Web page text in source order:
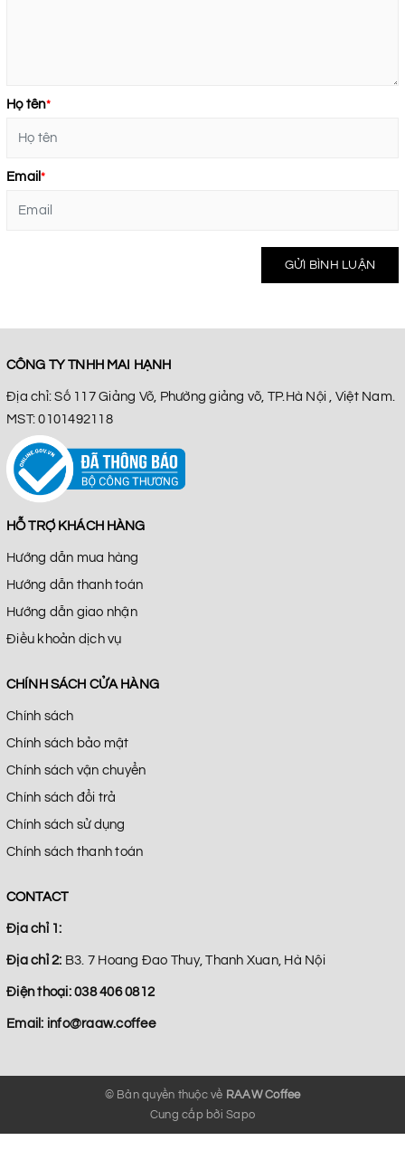
Họ tên*
Email*
GỬI BÌNH LUẬN
CÔNG TY TNHH MAI HẠNH
Địa chỉ: Số 117 Giảng Võ, Phường giảng võ, TP.Hà Nội , Việt Nam.
MST: 0101492118
HỖ TRỢ KHÁCH HÀNG
Hướng dẫn mua hàng
Hướng dẫn thanh toán
Hướng dẫn giao nhận
Điều khoản dịch vụ
CHÍNH SÁCH CỬA HÀNG
Chính sách
Chính sách bảo mật
Chính sách vận chuyển
Chính sách đổi trả
Chính sách sử dụng
Chính sách thanh toán
CONTACT
Địa chỉ 1:
Địa chỉ 2: B3. 7 Hoang Đao Thuy, Thanh Xuan, Hà Nội
Điện thoại: 038 406 0812
Email: info@raaw.coffee
© Bản quyền thuộc về RAAW Coffee
Cung cấp bởiSapo